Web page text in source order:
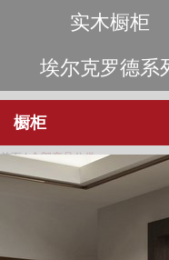
首页
首页|全部产品分类